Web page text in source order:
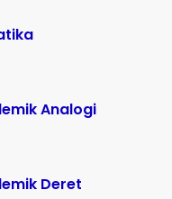
Analogi
Deret